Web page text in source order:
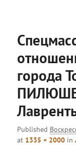
города
Published
at 1335 × 2000 in